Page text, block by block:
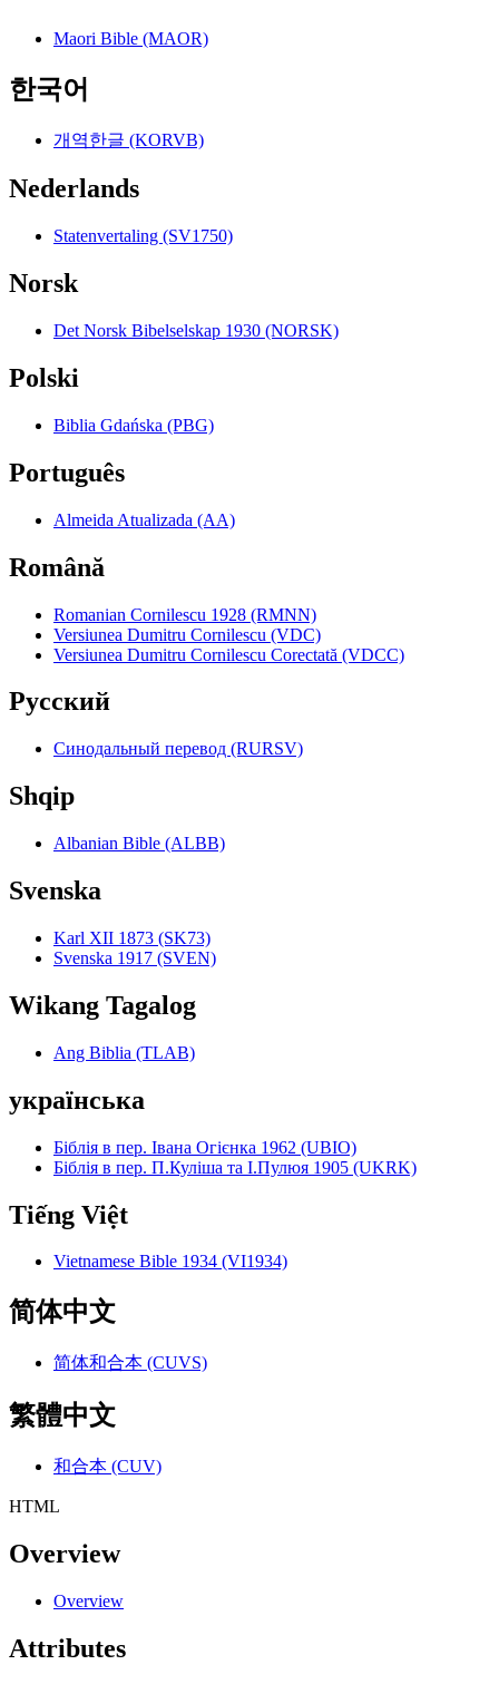
Maori Bible (MAOR)
한국어
개역한글 (KORVB)
Nederlands
Statenvertaling (SV1750)
Norsk
Det Norsk Bibelselskap 1930 (NORSK)
Polski
Biblia Gdańska (PBG)
Português
Almeida Atualizada (AA)
Română
Romanian Cornilescu 1928 (RMNN)
Versiunea Dumitru Cornilescu (VDC)
Versiunea Dumitru Cornilescu Corectată (VDCC)
Pyccкий
Синодальный перевод (RURSV)
Shqip
Albanian Bible (ALBB)
Svenska
Karl XII 1873 (SK73)
Svenska 1917 (SVEN)
Wikang Tagalog
Ang Biblia (TLAB)
українська
Біблія в пер. Івана Огієнка 1962 (UBIO)
Біблія в пер. П.Куліша та І.Пулюя 1905 (UKRK)
Tiếng Việt
Vietnamese Bible 1934 (VI1934)
简体中文
简体和合本 (CUVS)
繁體中文
和合本 (CUV)
HTML
Overview
Overview
Attributes